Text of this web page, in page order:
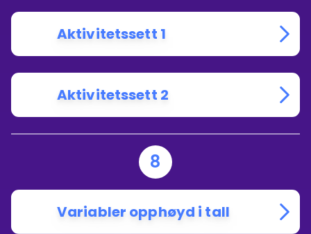
Aktivitetssett 1
Aktivitetssett 2
8
Variabler opphøyd i tall